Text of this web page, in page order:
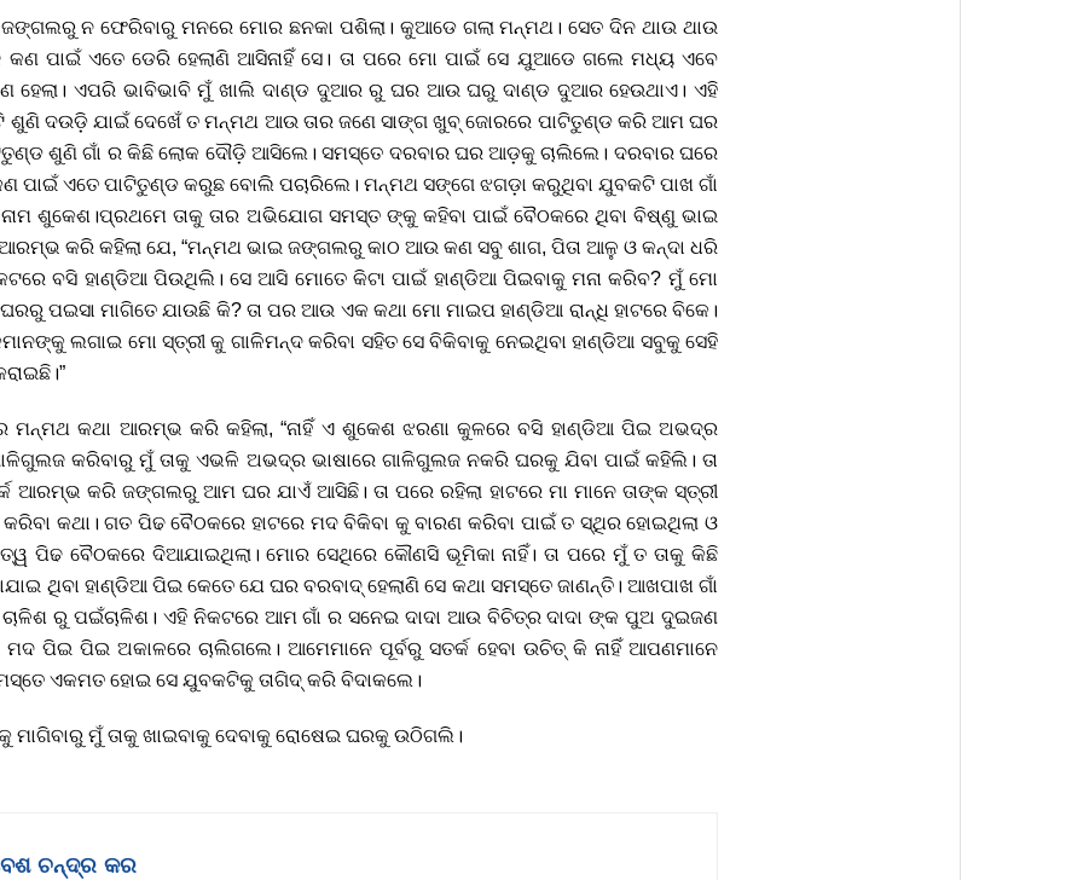
ଜଙ୍ଗଲରୁ ନ ଫେରିବାରୁ ମନରେ ମୋର ଛନକା ପଶିଲା। କୁଆଡେ ଗଲା ମନ୍ମଥ। ସେତ ଦିନ ଥାଉ ଥାଉ
ପାଇଁ ଏତେ ଡେରି ହେଲାଣି ଆସିନାହିଁ ସେ। ତା ପରେ ମୋ ପାଇଁ ସେ ଯୁଆଡେ ଗଲେ ମଧ୍ୟ ଏବେ
ଏପରି ଭାବିଭାବି ମୁଁ ଖାଲି ଦାଣ୍ଡ ଦୁଆର ରୁ ଘର ଆଉ ଘରୁ ଦାଣ୍ଡ ଦୁଆର ହେଉଥାଏ। ଏହି
ଶୁଣି ଦଉଡ଼ି ଯାଇଁ ଦେଖେଁ ତ ମନ୍ମଥ ଆଉ ତାର ଜଣେ ସାଙ୍ଗ ଖୁବ୍ ଜୋରରେ ପାଟିତୁଣ୍ଡ କରି ଆମ ଘର
ଶୁଣି ଗାଁ ର କିଛି ଲୋକ ଦୌଡ଼ି ଆସିଲେ। ସମସ୍ତେ ଦରବାର ଘର ଆଡ଼କୁ ଚାଲିଲେ। ଦରବାର ଘରେ
ପାଇଁ ଏତେ ପାଟିତୁଣ୍ଡ କରୁଛ ବୋଲି ପଚାରିଲେ। ମନ୍ମଥ ସଙ୍ଗେ ଝଗଡ଼ା କରୁଥିବା ଯୁବକଟି ପାଖ ଗାଁ
ନାମ ଶୁକେଶ।ପ୍ରଥମେ ତାକୁ ତାର ଅଭିଯୋଗ ସମସ୍ତ ଙ୍କୁ କହିବା ପାଇଁ ବୈଠକରେ ଥିବା ବିଷ୍ଣୁ ଭାଇ
କରି କହିଲା ଯେ, “ମନ୍ମଥ ଭାଇ ଜଙ୍ଗଲରୁ କାଠ ଆଉ କଣ ସବୁ ଶାଗ, ପିତା ଆଳୁ ଓ କନ୍ଦା ଧରି
ବସି ହାଣ୍ଡିଆ ପିଉଥିଲି। ସେ ଆସି ମୋତେ କିଟା ପାଇଁ ହାଣ୍ଡିଆ ପିଇବାକୁ ମନା କରିବ? ମୁଁ ମୋ
ଘରରୁ ପଇସା ମାଗିତେ ଯାଉଛି କି? ତା ପର ଆଉ ଏକ କଥା ମୋ ମାଇପ ହାଣ୍ଡିଆ ରାନ୍ଧି ହାଟରେ ବିକେ।
ଲଗାଇ ମୋ ସ୍ତ୍ରୀ କୁ ଗାଳିମନ୍ଦ କରିବା ସହିତ ସେ ବିକିବାକୁ ନେଇଥିବା ହାଣ୍ଡିଆ ସବୁକୁ ସେହି
ମନ୍ମଥ କଥା ଆରମ୍ଭ କରି କହିଲା, “ନାହିଁ ଏ ଶୁକେଶ ଝରଣା କୁଳରେ ବସି ହାଣ୍ଡିଆ ପିଇ ଅଭଦ୍ର
କରିବାରୁ ମୁଁ ତାକୁ ଏଭଳି ଅଭଦ୍ର ଭାଷାରେ ଗାଳିଗୁଲଜ ନକରି ଘରକୁ ଯିବା ପାଇଁ କହିଲି। ତା
ଆରମ୍ଭ କରି ଜଙ୍ଗଲରୁ ଆମ ଘର ଯାଏଁ ଆସିଛି। ତା ପରେ ରହିଲା ହାଟରେ ମା ମାନେ ତାଙ୍କ ସ୍ତ୍ରୀ
କଥା। ଗତ ପିଢ ବୈଠକରେ ହାଟରେ ମଦ ବିକିବା କୁ ବାରଣ କରିବା ପାଇଁ ତ ସ୍ଥିର ହୋଇଥିଲା ଓ
ପିଢ ବୈଠକରେ ଦିଆଯାଇଥିଲା। ମୋର ସେଥିରେ କୌଣସି ଭୂମିକା ନାହିଁ। ତା ପରେ ମୁଁ ତ ତାକୁ କିଛି
ଥିବା ହାଣ୍ଡିଆ ପିଇ କେତେ ଯେ ଘର ବରବାଦ୍ ହେଲାଣି ସେ କଥା ସମସ୍ତେ ଜାଣନ୍ତି। ଆଖପାଖ ଗାଁ
ରୁ ପଇଁଚାଳିଶ। ଏହି ନିକଟରେ ଆମ ଗାଁ ର ସନେଇ ଦାଦା ଆଉ ବିଚିତ୍ର ଦାଦା ଙ୍କ ପୁଅ ଦୁଇଜଣ
ମଦ ପିଇ ପିଇ ଅକାଳରେ ଚାଲିଗଲେ। ଆମେମାନେ ପୂର୍ବରୁ ସତର୍କ ହେବା ଉଚିତ୍ କି ନାହିଁ ଆପଣମାନେ
ଏକମତ ହୋଇ ସେ ଯୁବକଟିକୁ ତାଗିଦ୍ କରି ବିଦାକଲେ।
ମୁଁ ତାକୁ ଖାଇବାକୁ ଦେବାକୁ ରୋଷେଇ ଘରକୁ ଉଠିଗଲି।
ଚନ୍ଦ୍ର କର